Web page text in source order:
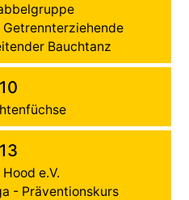
Bauchtanz
10
13
e.V.
- Präventionskurs